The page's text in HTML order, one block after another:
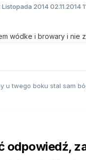
Listopada 201402.11.2014
wódke i browary i nie
u twego boku stal sam
odpowiedź,